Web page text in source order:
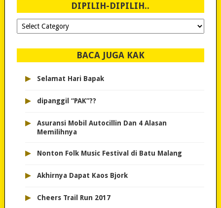
DIPILIH-DIPILIH..
Dipilih-
dipilih..
BACA JUGA KAK
▸ Selamat Hari Bapak
▸ dipanggil “PAK”??
▸
Asuransi Mobil Autocillin Dan 4 Alasan
Memilihnya
▸ Nonton Folk Music Festival di Batu Malang
▸ Akhirnya Dapat Kaos Bjork
▸ Cheers Trail Run 2017